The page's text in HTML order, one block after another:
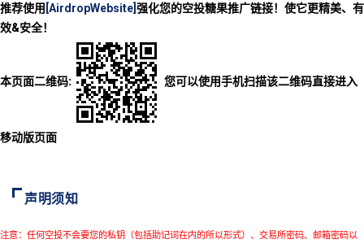
推荐使用 [AirdropWebsite] 强化您的空投糖果推广链接！使它更精美、有
效&安全！
本页面二维码: 您可以使用手机扫描该二维码直接进入
移动版页面
声明须知
注意：任何空投不会要您的私钥（包括助记词在内的所以形式）、交易所密码、邮箱密码以